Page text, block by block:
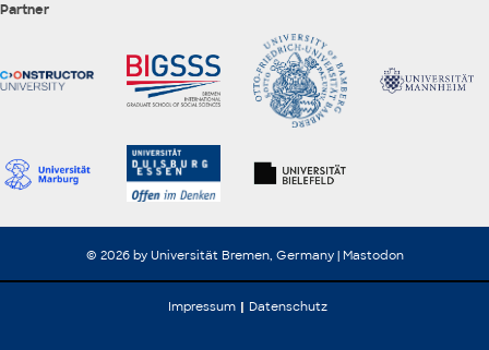
Partner
© 2026 by Universität Bremen, Germany | Mastodon
Impressum Datenschutz